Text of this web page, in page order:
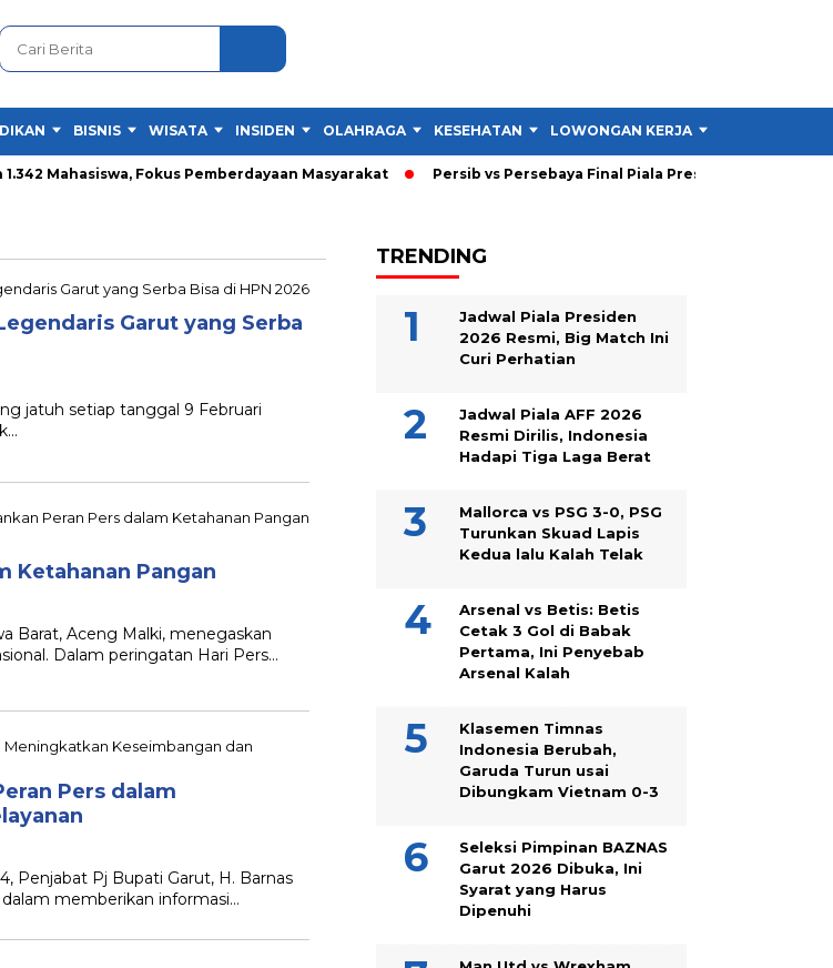
BISNIS WISATA INSIDEN OLAHRAGA KESEHATAN LOWONGAN KERJA
Mahasiswa, Fokus Pemberdayaan Masyarakat Persib vs Persebaya Final Piala Presiden 2026: Persib
Garut yang Serba
jatuh setiap tanggal 9 Februari
Ketahanan Pangan
Barat, Aceng Malki, menegaskan
Dalam peringatan Hari Pers…
Pers dalam
Penjabat Pj Bupati Garut, H. Barnas
memberikan informasi…
TRENDING
Jadwal Piala Presiden
2026 Resmi, Big Match Ini
Curi Perhatian
Jadwal Piala AFF 2026
Resmi Dirilis, Indonesia
Hadapi Tiga Laga Berat
Mallorca vs PSG 3-0, PSG
Turunkan Skuad Lapis
Kedua lalu Kalah Telak
Arsenal vs Betis: Betis
Cetak 3 Gol di Babak
Pertama, Ini Penyebab
Arsenal Kalah
Klasemen Timnas
Indonesia Berubah,
Garuda Turun usai
Dibungkam Vietnam 0-3
Seleksi Pimpinan BAZNAS
Garut 2026 Dibuka, Ini
Syarat yang Harus
Dipenuhi